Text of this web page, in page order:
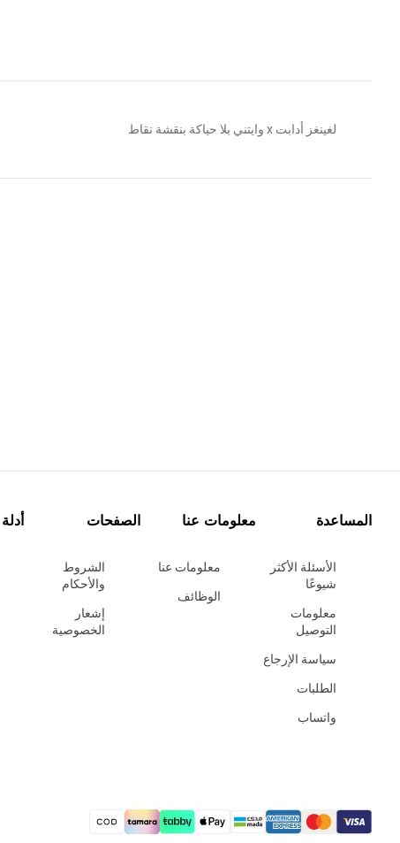
لغينغز أدابت x وايتني بلا حياكة بنقشة نقاط
المساعدة
الأسئلة الأكثر
شيوعًا
معلومات
التوصيل
سياسة الإرجاع
الطلبات
واتساب
معلومات عنا
معلومات عنا
الوظائف
الصفحات
الشروط
والأحكام
إشعار
الخصوصية